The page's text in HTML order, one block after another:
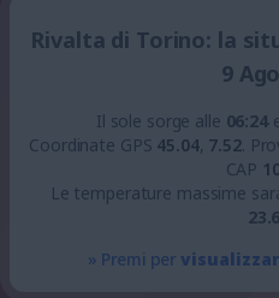
Rivalta di Torino: la
9
Il sole sorge alle 06:24
Coordinate GPS 45.04, 7.52.
CAP
Le temperature massime
23.6
» Premi per